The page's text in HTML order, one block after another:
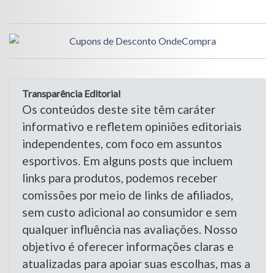
Transparência Editorial
Os conteúdos deste site têm caráter
informativo e refletem opiniões editoriais
independentes, com foco em assuntos
esportivos. Em alguns posts que incluem
links para produtos, podemos receber
comissões por meio de links de afiliados,
sem custo adicional ao consumidor e sem
qualquer influência nas avaliações. Nosso
objetivo é oferecer informações claras e
atualizadas para apoiar suas escolhas, mas a